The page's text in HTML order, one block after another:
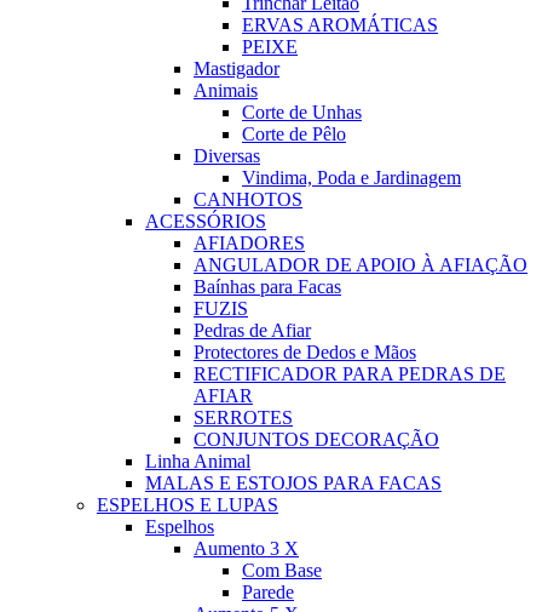
ERVAS AROMÁTICAS
PEIXE
Mastigador
Animais
Corte de Unhas
Corte de Pêlo
Diversas
Vindima, Poda e Jardinagem
CANHOTOS
ACESSÓRIOS
AFIADORES
ANGULADOR DE APOIO À AFIAÇÃO
Baínhas para Facas
FUZIS
Pedras de Afiar
Protectores de Dedos e Mãos
RECTIFICADOR PARA PEDRAS DE
AFIAR
SERROTES
CONJUNTOS DECORAÇÃO
Linha Animal
MALAS E ESTOJOS PARA FACAS
ESPELHOS E LUPAS
Espelhos
Aumento 3 X
Com Base
Parede